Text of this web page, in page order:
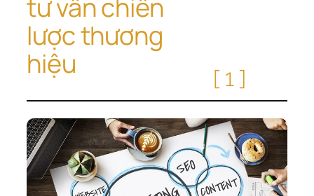
tư vấn chiến
lược thương
hiệu
[1]